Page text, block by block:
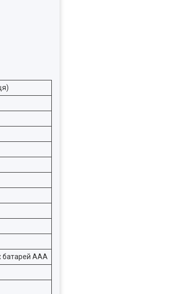
батарей ААА